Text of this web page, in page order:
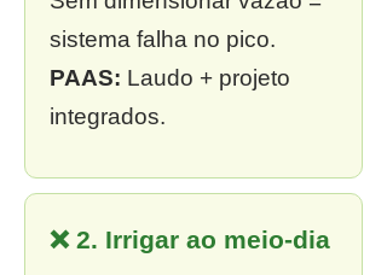
sistema falha no pico.
PAAS: Laudo + projeto
integrados.
❌ 2. Irrigar ao meio-dia